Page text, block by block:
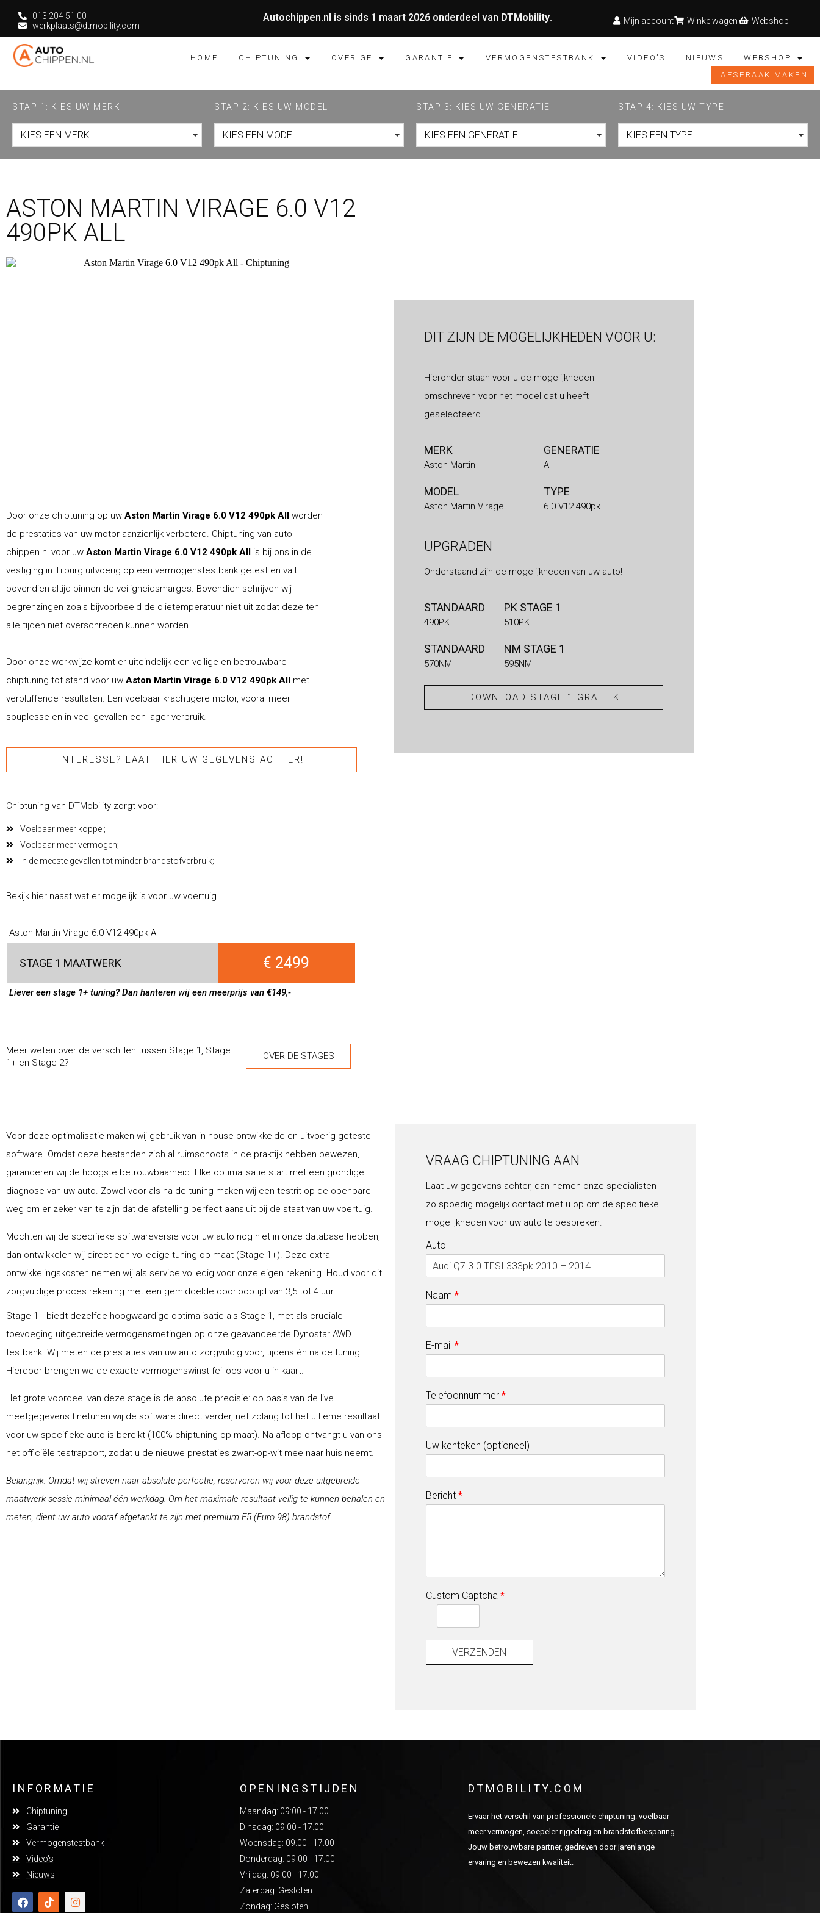
013 204 51 00
werkplaats@dtmobility.com
Autochippen.nl is sinds 1 maart 2026 onderdeel van DTMobility. Mijn account Winkelwagen Webshop
HOME CHIPTUNING OVERIGE GARANTIE VERMOGENSTESTBANK VIDEO’S NIEUWS
WEBSHOP
AFSPRAAK MAKEN
STAP 1: KIES UW MERK
KIES EEN MERK
STAP 2: KIES UW MODEL
KIES EEN MODEL
STAP 3: KIES UW GENERATIE
KIES EEN GENERATIE
STAP 4: KIES UW TYPE
KIES EEN TYPE
ASTON MARTIN VIRAGE 6.0 V12
490PK ALL
Door onze chiptuning op uw Aston Martin Virage 6.0 V12 490pk All worden
de prestaties van uw motor aanzienlijk verbeterd. Chiptuning van auto-
chippen.nl voor uw Aston Martin Virage 6.0 V12 490pk All is bij ons in de
vestiging in Tilburg uitvoerig op een vermogenstestbank getest en valt
bovendien altijd binnen de veiligheidsmarges. Bovendien schrijven wij
begrenzingen zoals bijvoorbeeld de olietemperatuur niet uit zodat deze ten
alle tijden niet overschreden kunnen worden.
Door onze werkwijze komt er uiteindelijk een veilige en betrouwbare
chiptuning tot stand voor uw Aston Martin Virage 6.0 V12 490pk All met
verbluffende resultaten. Een voelbaar krachtigere motor, vooral meer
souplesse en in veel gevallen een lager verbruik.
INTERESSE? LAAT HIER UW GEGEVENS ACHTER!
Chiptuning van DTMobility zorgt voor:
Voelbaar meer koppel;
Voelbaar meer vermogen;
In de meeste gevallen tot minder brandstofverbruik;
Bekijk hier naast wat er mogelijk is voor uw voertuig.
Aston Martin Virage 6.0 V12 490pk All
STAGE 1 MAATWERK € 2499
Liever een stage 1+ tuning? Dan hanteren wij een meerprijs van €149,-
Meer weten over de verschillen tussen Stage 1, Stage
1+ en Stage 2?
OVER DE STAGES
DIT ZIJN DE MOGELIJKHEDEN VOOR U:
Hieronder staan voor u de mogelijkheden
omschreven voor het model dat u heeft
geselecteerd.
MERK
Aston Martin
GENERATIE
All
MODEL
Aston Martin Virage
TYPE
6.0 V12 490pk
UPGRADEN
Onderstaand zijn de mogelijkheden van uw auto!
STANDAARD
490PK
PK STAGE 1
510PK
STANDAARD
570NM
NM STAGE 1
595NM
DOWNLOAD STAGE 1 GRAFIEK
Voor deze optimalisatie maken wij gebruik van in-house ontwikkelde en uitvoerig geteste
software. Omdat deze bestanden zich al ruimschoots in de praktijk hebben bewezen,
garanderen wij de hoogste betrouwbaarheid. Elke optimalisatie start met een grondige
diagnose van uw auto. Zowel voor als na de tuning maken wij een testrit op de openbare
weg om er zeker van te zijn dat de afstelling perfect aansluit bij de staat van uw voertuig.
Mochten wij de specifieke softwareversie voor uw auto nog niet in onze database hebben,
dan ontwikkelen wij direct een volledige tuning op maat (Stage 1+). Deze extra
ontwikkelingskosten nemen wij als service volledig voor onze eigen rekening. Houd voor dit
zorgvuldige proces rekening met een gemiddelde doorlooptijd van 3,5 tot 4 uur.
Stage 1+ biedt dezelfde hoogwaardige optimalisatie als Stage 1, met als cruciale
toevoeging uitgebreide vermogensmetingen op onze geavanceerde Dynostar AWD
testbank. Wij meten de prestaties van uw auto zorgvuldig voor, tijdens én na de tuning.
Hierdoor brengen we de exacte vermogenswinst feilloos voor u in kaart.
Het grote voordeel van deze stage is de absolute precisie: op basis van de live
meetgegevens finetunen wij de software direct verder, net zolang tot het ultieme resultaat
voor uw specifieke auto is bereikt (100% chiptuning op maat). Na afloop ontvangt u van ons
het officiële testrapport, zodat u de nieuwe prestaties zwart-op-wit mee naar huis neemt.
Belangrijk: Omdat wij streven naar absolute perfectie, reserveren wij voor deze uitgebreide
maatwerk-sessie minimaal één werkdag. Om het maximale resultaat veilig te kunnen behalen en
meten, dient uw auto vooraf afgetankt te zijn met premium E5 (Euro 98) brandstof.
VRAAG CHIPTUNING AAN
Laat uw gegevens achter, dan nemen onze specialisten
zo spoedig mogelijk contact met u op om de specifieke
mogelijkheden voor uw auto te bespreken.
Auto
Naam *
E-mail *
Telefoonnummer *
Uw kenteken (optioneel)
Bericht *
Custom Captcha *
=
VERZENDEN
INFORMATIE
Chiptuning
Garantie
Vermogenstestbank
Video's
Nieuws
OPENINGSTIJDEN
Maandag: 09:00 - 17:00
Dinsdag: 09.00 - 17.00
Woensdag: 09.00 - 17.00
Donderdag: 09.00 - 17.00
Vrijdag: 09.00 - 17.00
Zaterdag: Gesloten
Zondag: Gesloten
DTMOBILITY.COM
Ervaar het verschil van professionele chiptuning: voelbaar
meer vermogen, soepeler rijgedrag en brandstofbesparing.
Jouw betrouwbare partner, gedreven door jarenlange
ervaring en bewezen kwaliteit.